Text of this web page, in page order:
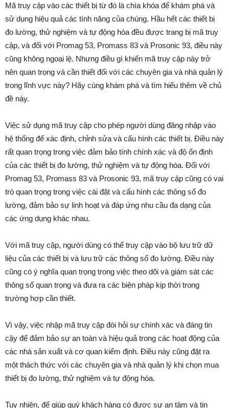
Mã truy cập vào các thiết bị từ đó là chìa khóa để khám phá và
sử dụng hiệu quả các tính năng của chúng. Hầu hết các thiết bị
đo lường, thử nghiệm và tự động hóa đều được trang bị mã truy
cập, và đối với Promag 53, Promass 83 và Prosonic 93, điều này
cũng không ngoại lệ. Nhưng điều gì khiến mã truy cập này trở
nên quan trọng và cần thiết đối với các chuyên gia và nhà quản lý
trong lĩnh vực này? Hãy cùng khám phá và tìm hiểu thêm về chủ
đề này.
Việc sử dụng mã truy cập cho phép người dùng đăng nhập vào
hệ thống để xác định, chỉnh sửa và cấu hình các thiết bị. Điều này
rất quan trọng trong việc đảm bảo tính chính xác và độ ổn định
của các thiết bị đo lường, thử nghiệm và tự động hóa. Đối với
Promag 53, Promass 83 và Prosonic 93, mã truy cập cũng có vai
trò quan trọng trong việc cài đặt và cấu hình các thông số đo
lường, đảm bảo sự linh hoạt và đáp ứng nhu cầu đa dạng của
các ứng dụng khác nhau.
Với mã truy cập, người dùng có thể truy cập vào bộ lưu trữ dữ
liệu của các thiết bị và lưu trữ các thông số đo lường. Điều này
cũng có ý nghĩa quan trọng trong việc theo dõi và giám sát các
thông số quan trọng và đưa ra các biện pháp kịp thời trong
trường hợp cần thiết.
Vì vậy, việc nhập mã truy cập đòi hỏi sự chính xác và đáng tin
cậy để đảm bảo sự an toàn và hiệu quả trong các hoạt động của
các nhà sản xuất và cơ quan kiểm định. Điều này cũng đặt ra
một thách thức với các chuyên gia và nhà quản lý khi chọn mua
thiết bị đo lường, thử nghiệm và tự động hóa.
Tuy nhiên, để giúp quý khách hàng có được sự an tâm và tin